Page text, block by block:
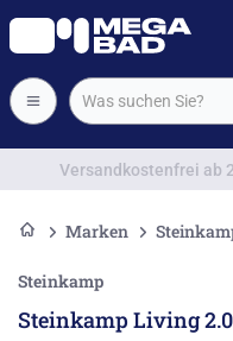
Marken
Steinkamp
Steinkamp Living